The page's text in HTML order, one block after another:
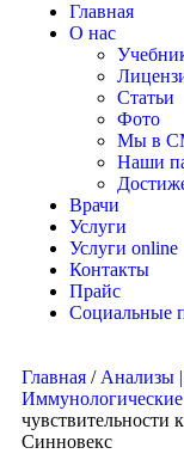
Главная
О нас
Статьи
Фото
Мы в
Наши
Врачи
Услуги
Услуги online
Контакты
Прайс
Социальные
Главная / Анализы
Иммунологические
чувствительности
Синновекс